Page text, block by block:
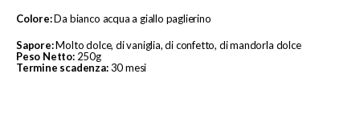
Colore:Da bianco acqua a giallo paglierino
Sapore:Molto dolce, di vaniglia, di confetto, di mandorla dolce
Peso Netto: 250g
Termine scadenza:30 mesi